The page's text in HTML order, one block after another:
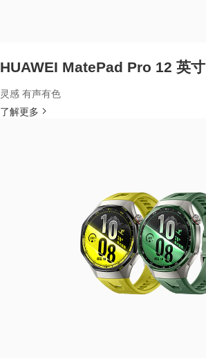
HUAWEI MatePad Pro 12 英寸
灵感 有声有色
了解更多